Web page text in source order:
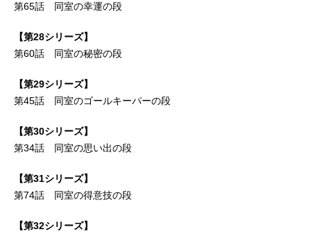
第65話 同室の幸運の段
【第28シリーズ】
第60話 同室の秘密の段
【第29シリーズ】
第45話 同室のゴールキーパーの段
【第30シリーズ】
第34話 同室の思い出の段
【第31シリーズ】
第74話 同室の得意技の段
【第32シリーズ】